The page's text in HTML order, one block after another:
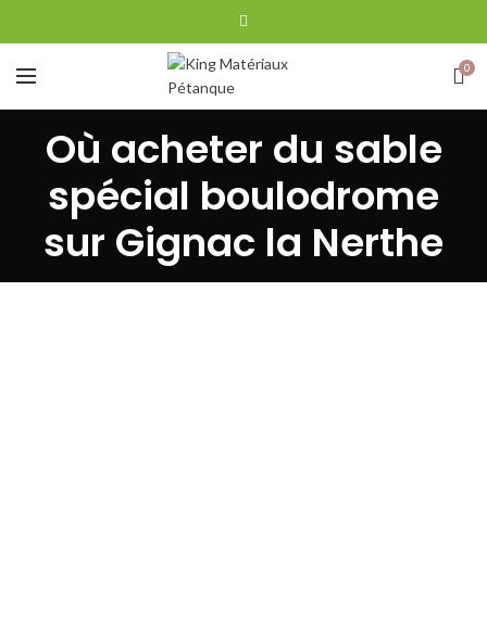
0
Où acheter du sable
spécial boulodrome
sur Gignac la Nerthe